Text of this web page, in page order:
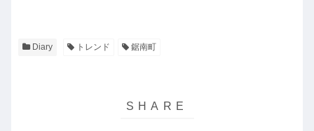
Diary トレンド 鋸南町